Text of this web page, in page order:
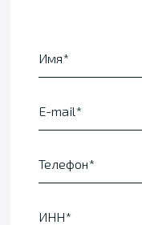
Имя
E-mail
Телефон
ИНН